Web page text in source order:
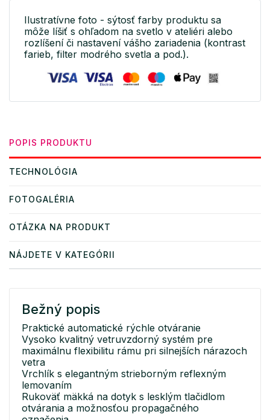
Ilustratívne foto - sýtosť farby produktu sa
môže líšiť s ohľadom na svetlo v ateliéri alebo
rozlíšení či nastavení vášho zariadenia (kontrast
farieb, filter modrého svetla a pod.).
POPIS PRODUKTU
TECHNOLÓGIA
FOTOGALÉRIA
OTÁZKA NA PRODUKT
NÁJDETE V KATEGÓRII
Bežný popis
Praktické automatické rýchle otváranie
Vysoko kvalitný vetruvzdorný systém pre
maximálnu flexibilitu rámu pri silnejších nárazoch
vetra
Vrchlík s elegantným strieborným reflexným
lemovaním
Rukoväť mäkká na dotyk s lesklým tlačidlom
otvárania a možnosťou propagačného